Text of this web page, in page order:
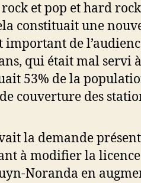
et pop et hard
constituait une
important de
qui était mal servi
53% de la
couverture des
la demande
à modifier la
Noranda en